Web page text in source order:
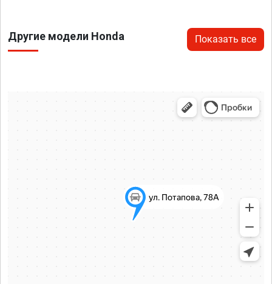
Другие модели Honda Показать все